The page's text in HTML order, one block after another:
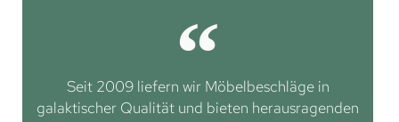
Seit 2009 liefern wir Möbelbeschläge in
galaktischer Qualität und bieten herausragenden